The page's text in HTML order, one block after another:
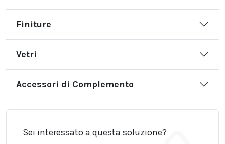
Finiture
Vetri
Accessori di Complemento
Sei interessato a questa soluzione?